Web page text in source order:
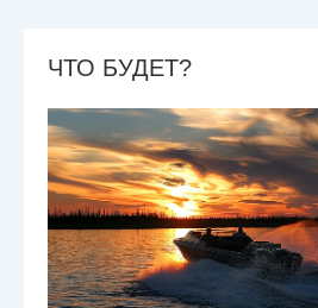
ЧТО БУДЕТ?